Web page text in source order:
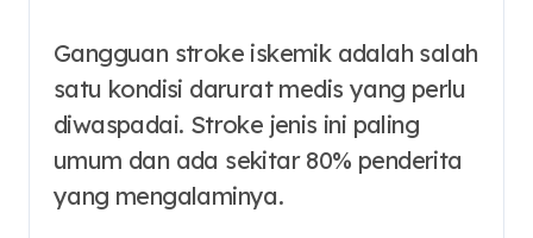
Gangguan stroke iskemik adalah salah
satu kondisi darurat medis yang perlu
diwaspadai. Stroke jenis ini paling
umum dan ada sekitar 80% penderita
yang mengalaminya.